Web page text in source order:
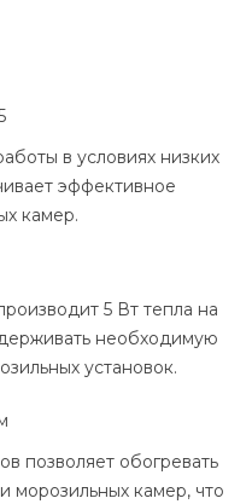
в условиях низких
эффективное
камер.
5 Вт тепла на
необходимую
установок.
позволяет обогревать
морозильных камер, что